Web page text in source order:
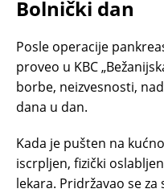
Bolnički dan
Posle operacije
proveo u KBC
borbe, neizvesnosti,
dana u dan.
Kada je pušten na
iscrpljen, fizički
lekara. Pridržavao se